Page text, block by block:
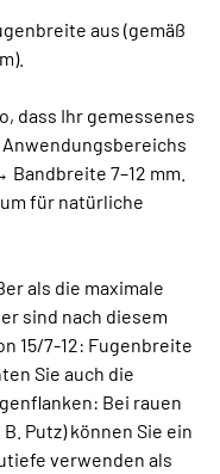
aus (gemäß
dass Ihr gemessenes
7–12 mm.
für natürliche
als die maximale
sind nach diesem
15/7-12: Fugenbreite
Sie auch die
Bei rauen
Putz) können Sie ein
verwenden als